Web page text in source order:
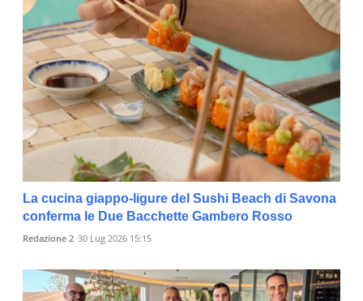
La cucina giappo-ligure del Sushi Beach di Savona
conferma le Due Bacchette Gambero Rosso
Redazione 2 30 Lug 2026 15:15